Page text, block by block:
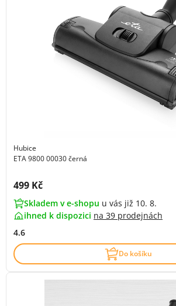
Hubice
ETA 9800 00030 černá
Cena s DPH:
499 Kč
Skladem v e-shopu u vás již 10. 8.
ihned k dispozici na 39 prodejnách
4.6
Do košíku